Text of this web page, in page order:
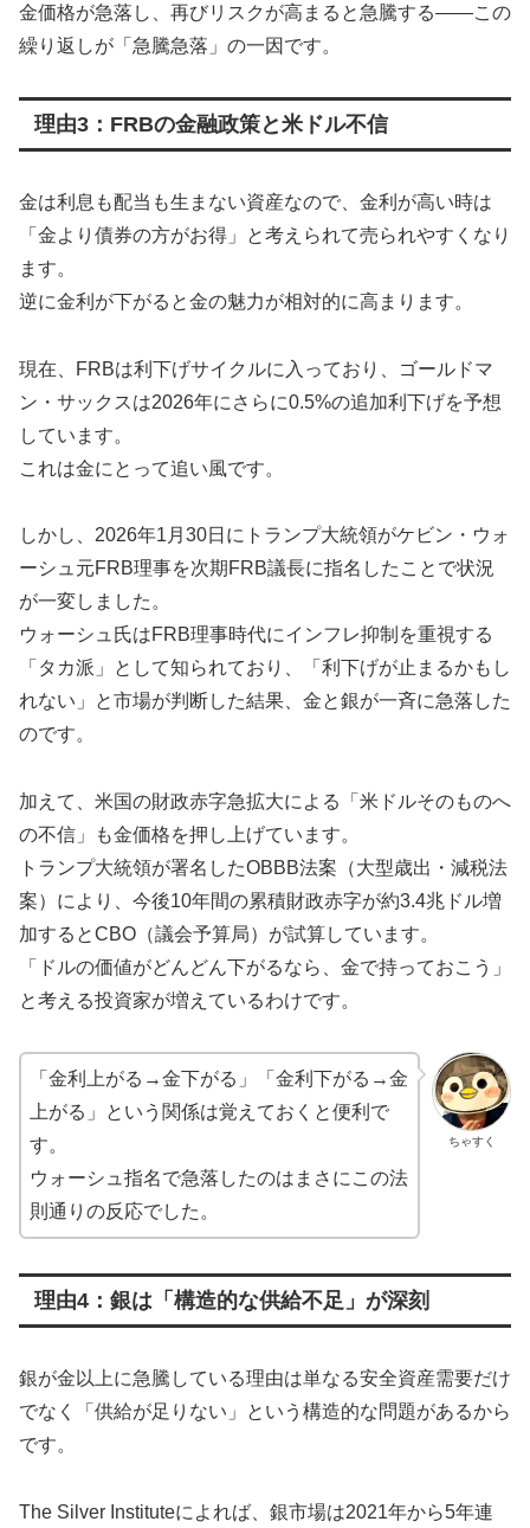
金価格が急落し、再びリスクが高まると急騰する——この
繰り返しが「急騰急落」の一因です。
理由3：FRBの金融政策と米ドル不信
金は利息も配当も生まない資産なので、金利が高い時は
「金より債券の方がお得」と考えられて売られやすくなり
ます。
逆に金利が下がると金の魅力が相対的に高まります。
現在、FRBは利下げサイクルに入っており、ゴールドマ
ン・サックスは2026年にさらに0.5%の追加利下げを予想
しています。
これは金にとって追い風です。
しかし、2026年1月30日にトランプ大統領がケビン・ウォ
ーシュ元FRB理事を次期FRB議長に指名したことで状況
が一変しました。
ウォーシュ氏はFRB理事時代にインフレ抑制を重視する
「タカ派」として知られており、「利下げが止まるかもし
れない」と市場が判断した結果、金と銀が一斉に急落した
のです。
加えて、米国の財政赤字急拡大による「米ドルそのものへ
の不信」も金価格を押し上げています。
トランプ大統領が署名したOBBB法案（大型歳出・減税法
案）により、今後10年間の累積財政赤字が約3.4兆ドル増
加するとCBO（議会予算局）が試算しています。
「ドルの価値がどんどん下がるなら、金で持っておこう」
と考える投資家が増えているわけです。
ちゃすく
「金利上がる→金下がる」「金利下がる→金
上がる」という関係は覚えておくと便利で
す。
ウォーシュ指名で急落したのはまさにこの法
則通りの反応でした。
理由4：銀は「構造的な供給不足」が深刻
銀が金以上に急騰している理由は単なる安全資産需要だけ
でなく「供給が足りない」という構造的な問題があるから
です。
The Silver Instituteによれば、銀市場は2021年から5年連